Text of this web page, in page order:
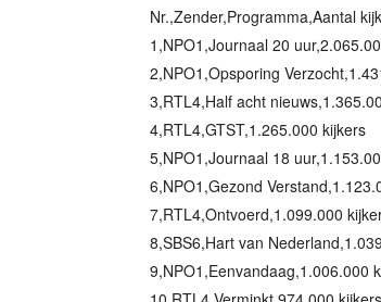
Nr.,Zender,Programma,Aantal
1,NPO1,Journaal 20
2,NPO1,Opsporing
3,RTL4,Half acht
4,RTL4,GTST,1.265.000 kijkers
5,NPO1,Journaal 18
6,NPO1,Gezond
7,RTL4,Ontvoerd,1.099.000
8,SBS6,Hart van
9,NPO1,Eenvandaag,1.006.000